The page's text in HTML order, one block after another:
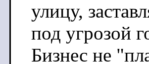
улицу,
под угрозой
Бизнес не